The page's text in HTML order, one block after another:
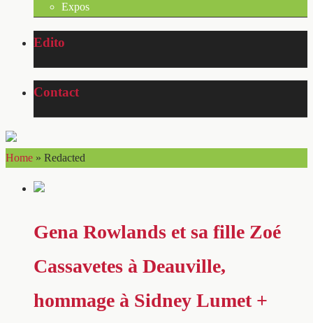
Expos
Edito
Contact
Home » Redacted
Gena Rowlands et sa fille Zoé
Cassavetes à Deauville,
hommage à Sidney Lumet +